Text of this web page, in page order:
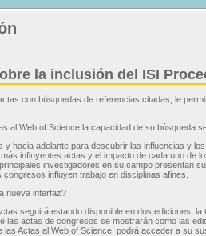
la inclusión del ISI
con búsquedas de referencias citadas, le
al Web of Science la capacidad de su búsqueda
y hacia adelante para descubrir las influencias y
influyentes actas y el impacto de cada uno de
investigadores en su campo presentan
influyen trabajo en disciplinas afines.
nueva interfaz?
seguirá estando disponible en dos ediciones:
las actas de congresos se mostrarán como las
las Actas al Web of Science, podrá acceder a su